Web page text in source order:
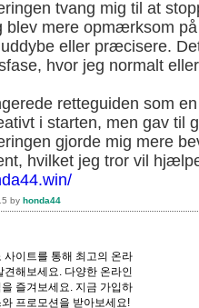
tvang mig til at
blev mere opmærksom
eller præcisere.
hvor jeg normalt
retteguiden som
i starten, men gav til
gjorde mig mere
hvilket jeg tror vil
by honda44
사이트를 통해 최고의 온라
견해보세요. 다양한 온라인
즐겨보세요. 지금 가입하
프로모션을 받아보세요!